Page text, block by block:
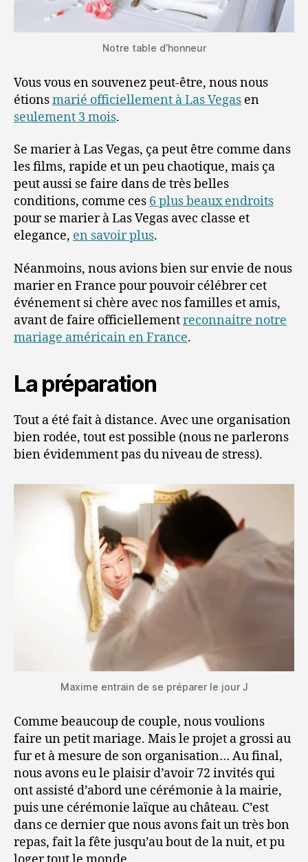
Notre table d’honneur
Vous vous en souvenez peut-être, nous nous
étionsmarié officiellement à Las Vegas en
seulement 3 mois.
Se marier à Las Vegas, ça peut être comme dans
les films, rapide et un peu chaotique, mais ça
peut aussi se faire dans de très belles
conditions, comme ces 6 plus beaux endroits
pour se marier à Las Vegas avec classe et
elegance, en savoir plus.
Néanmoins, nous avions bien sur envie de nous
marier en France pour pouvoir célébrer cet
événement si chère avec nos familles et amis,
avant de faire officiellementreconnaitre notre
mariage américain en France.
La préparation
Tout a été fait à distance. Avec une organisation
bien rodée, tout est possible (nous ne parlerons
bien évidemment pas du niveau de stress).
Maxime entrain de se préparer le jour J
Comme beaucoup de couple, nous voulions
faire un petit mariage. Mais le projet a grossi au
fur et à mesure de son organisation… Au final,
nous avons eu le plaisir d’avoir 72 invités qui
ont assisté d’abord une cérémonie à la mairie,
puis une cérémonie laïque au château. C’est
dans ce dernier que nous avons fait un très bon
repas, fait la fête jusqu’au bout de la nuit, et pu